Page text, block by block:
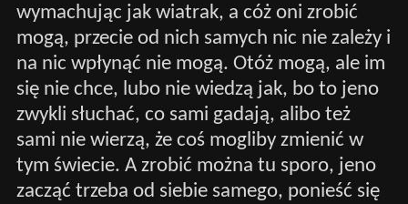
wymachując jak wiatrak, a cóż oni zrobić
mogą, przecie od nich samych nic nie zależy i
na nic wpłynąć nie mogą. Otóż mogą, ale im
się nie chce, lubo nie wiedzą jak, bo to jeno
zwykli słuchać, co sami gadają, alibo też
sami nie wierzą, że coś mogliby zmienić w
tym świecie. A zrobić można tu sporo, jeno
zacząć trzeba od siebie samego, ponieść się